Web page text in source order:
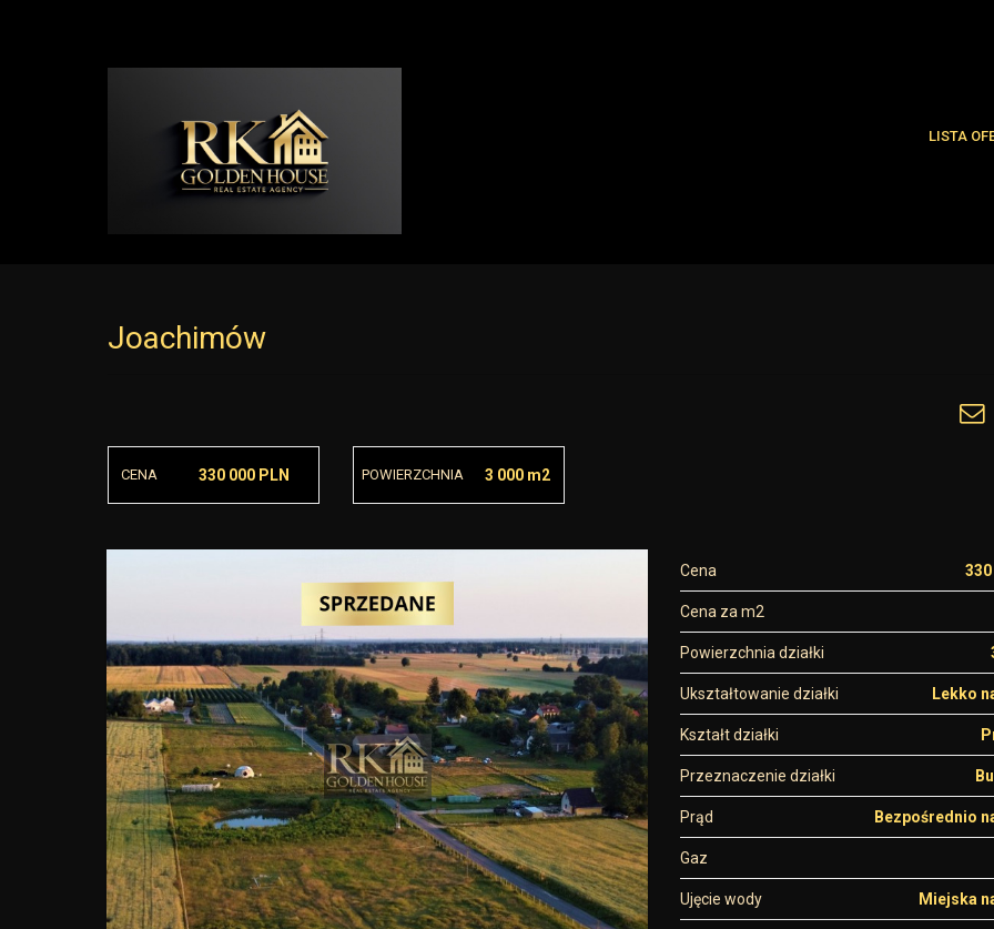
LISTA
Joachimów
CENA 330 000 PLN POWIERZCHNIA 3 000 m2
Cena
Cena za m2
Powierzchnia działki
Ukształtowanie działki Lekko
Kształt działki
Przeznaczenie działki
Prąd Bezpośrednio
Gaz
Ujęcie wody Miejska